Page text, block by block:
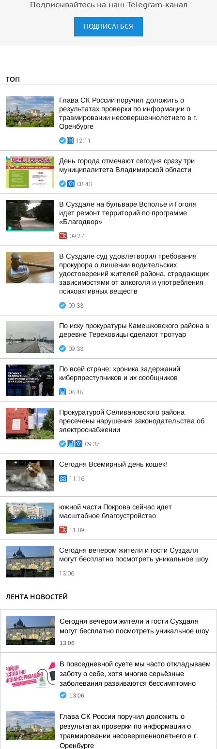
Подписывайтесь на наш Telegram-канал
ПОДПИСАТЬСЯ
ТОП
Глава СК России поручил доложить о
результатах проверки по информации о
травмировании несовершеннолетнего в г.
Оренбурге
12:11
День города отмечают сегодня сразу три
муниципалитета Владимирской области
08:43
В Суздале на бульваре Всполье и Гоголя
идет ремонт территорий по программе
«Благодвор»
09:27
В Суздале суд удовлетворил требования
прокурора о лишении водительских
удостоверений жителей района, страдающих
зависимостями от алкоголя и употребления
психоактивных веществ
09:33
По иску прокуратуры Камешковского района в
деревне Тереховицы сделают тротуар
09:33
По всей стране: хроника задержаний
киберпреступников и их сообщников
08:48
Прокуратурой Селивановского района
пресечены нарушения законодательства об
электроснабжении
09:37
Сегодня Всемирный день кошек!
11:16
южной части Покрова сейчас идет
масштабное благоустройство
11:09
Сегодня вечером жители и гости Суздаля
могут бесплатно посмотреть уникальное шоу
13:06
ЛЕНТА НОВОСТЕЙ
Сегодня вечером жители и гости Суздаля
могут бесплатно посмотреть уникальное шоу
13:06
В повседневной суете мы часто откладываем
заботу о себе, хотя многие серьёзные
заболевания развиваются бессимптомно
13:06
Глава СК России поручил доложить о
результатах проверки по информации о
травмировании несовершеннолетнего в г.
Оренбурге